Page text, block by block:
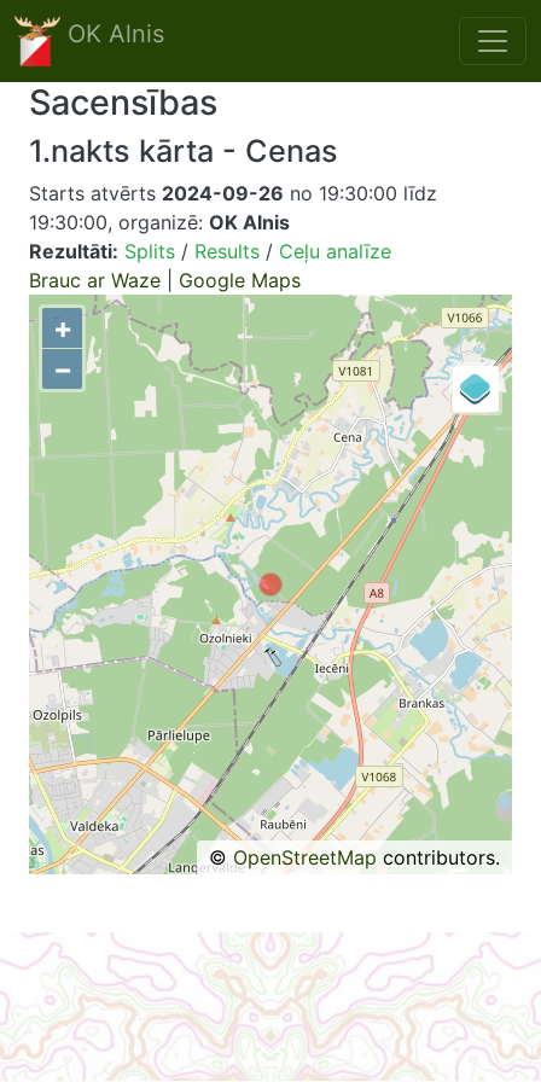
Skip to main content
OK Alnis
Sacensības
1.nakts kārta - Cenas
Starts atvērts 2024-09-26 no 19:30:00 līdz
19:30:00, organizē: OK Alnis
Rezultāti: Splits / Results / Ceļu analīze
Brauc ar Waze
Google Maps
+
−
© OpenStreetMap contributors.